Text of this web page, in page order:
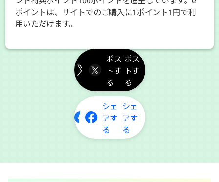
ポイントは、サイトでのご購入に1ポイント1円で利
用いただけます。
ポス
トす
る
シェ
アす
る